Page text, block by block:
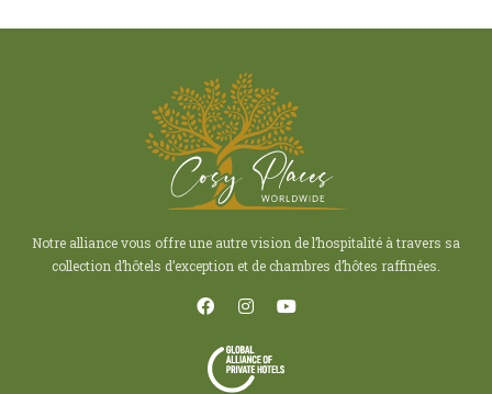
Notre alliance vous offre une autre vision de l’hospitalité à travers sa
collection d’hôtels d’exception et de chambres d’hôtes raffinées.